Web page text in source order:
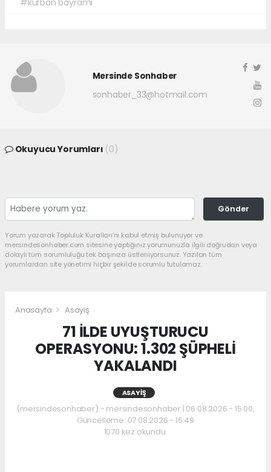
Mersinde Sonhaber
sonhaber_33@hotmail.com
Okuyucu Yorumları (0)
Gönder
Yorum yazarak Topluluk Kuralları’nı kabul etmiş bulunuyor ve
mersindesonhaber.com sitesine yaptığınız yorumunuzla ilgili doğrudan veya
dolaylı tüm sorumluluğu tek başınıza üstleniyorsunuz. Yazılan tüm
yorumlardan site yönetimi hiçbir şekilde sorumlu tutulamaz.
Anasayfa Asayiş
71 İLDE UYUŞTURUCU
OPERASYONU: 1.302 ŞÜPHELİ
YAKALANDI
ASAYIŞ
(mersindesonhaber) - mersindesonhaber | 06.08.2026 - 15:00,
Güncelleme: 07.08.2026 - 16:49
1070 kez okundu.